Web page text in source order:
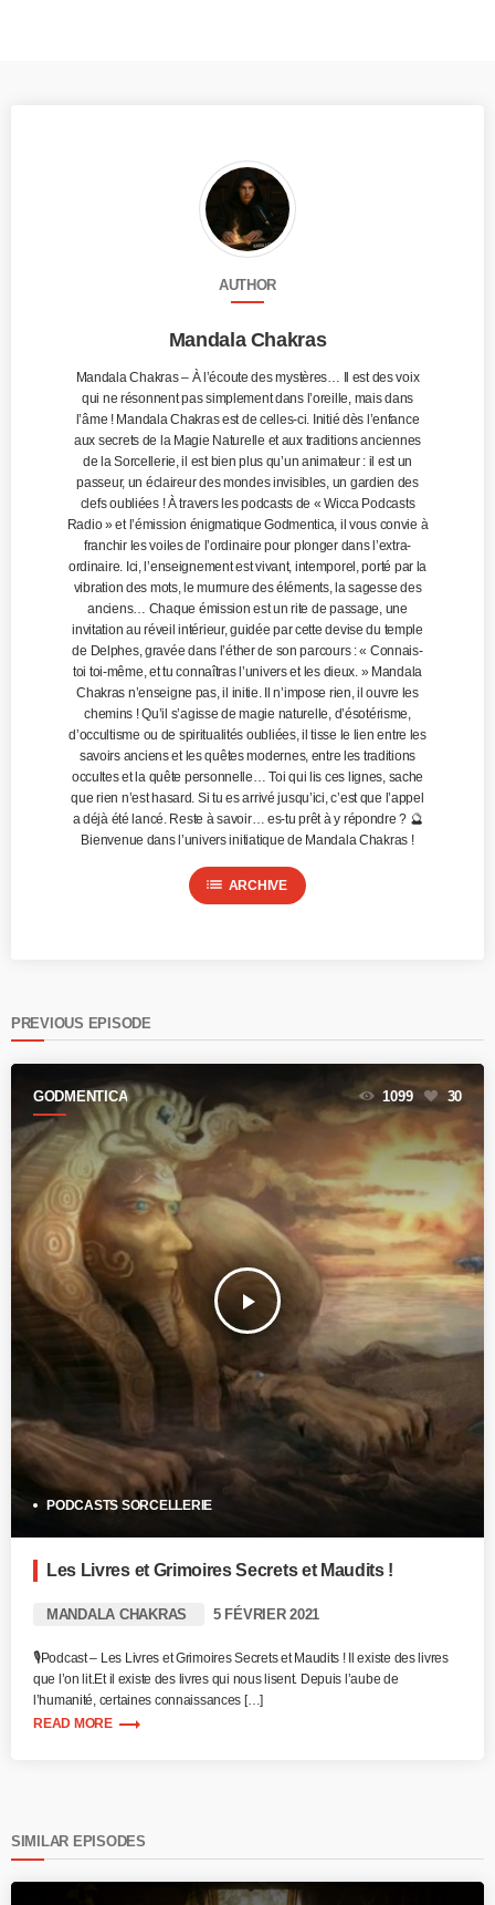
AUTHOR
Mandala Chakras
Mandala Chakras – À l’écoute des mystères… Il est des voix
qui ne résonnent pas simplement dans l’oreille, mais dans
l’âme ! Mandala Chakras est de celles-ci. Initié dès l’enfance
aux secrets de la Magie Naturelle et aux traditions anciennes
de la Sorcellerie, il est bien plus qu’un animateur : il est un
passeur, un éclaireur des mondes invisibles, un gardien des
clefs oubliées ! À travers les podcasts de « Wicca Podcasts
Radio » et l’émission énigmatique Godmentica, il vous convie à
franchir les voiles de l’ordinaire pour plonger dans l’extra-
ordinaire. Ici, l’enseignement est vivant, intemporel, porté par la
vibration des mots, le murmure des éléments, la sagesse des
anciens… Chaque émission est un rite de passage, une
invitation au réveil intérieur, guidée par cette devise du temple
de Delphes, gravée dans l’éther de son parcours : « Connais-
toi toi-même, et tu connaîtras l’univers et les dieux. » Mandala
Chakras n’enseigne pas, il initie. Il n’impose rien, il ouvre les
chemins ! Qu’il s’agisse de magie naturelle, d’ésotérisme,
d’occultisme ou de spiritualités oubliées, il tisse le lien entre les
savoirs anciens et les quêtes modernes, entre les traditions
occultes et la quête personnelle… Toi qui lis ces lignes, sache
que rien n’est hasard. Si tu es arrivé jusqu’ici, c’est que l’appel
a déjà été lancé. Reste à savoir… es-tu prêt à y répondre ? 🔮
Bienvenue dans l’univers initiatique de Mandala Chakras !
list ARCHIVE
PREVIOUS EPISODE
GODMENTICA
play_arrow
1099 30
PODCASTS SORCELLERIE
Les Livres et Grimoires Secrets et Maudits !
MANDALA CHAKRAS 5 FÉVRIER 2021
🎙️Podcast – Les Livres et Grimoires Secrets et Maudits ! Il existe des livres
que l’on lit.Et il existe des livres qui nous lisent. Depuis l’aube de
l’humanité, certaines connaissances […]
READ MORE trending_flat
SIMILAR EPISODES